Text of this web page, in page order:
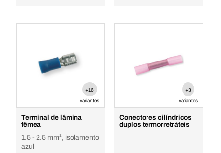
+16
variantes
Terminal de lâmina
fêmea
1.5 - 2.5 mm², isolamento
azul
+3
variantes
Conectores cilíndricos
duplos termorretráteis